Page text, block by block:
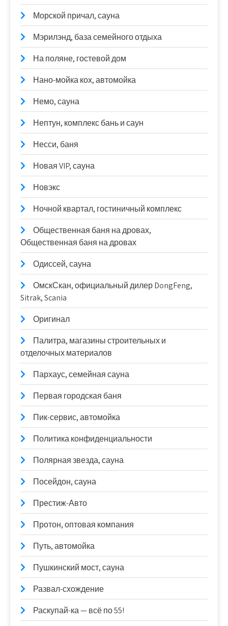
Морской причал, сауна
Мэрилэнд, база семейного отдыха
На поляне, гостевой дом
Нано-мойка кох, автомойка
Немо, сауна
Нептун, комплекс бань и саун
Несси, баня
Новая VIP, сауна
Новэкс
Ночной квартал, гостиничный комплекс
Общественная баня на дровах,
Общественная баня на дровах
Одиссей, сауна
ОмскСкан, официальный дилер DongFeng,
Sitrak, Scania
Оригинал
Палитра, магазины строительных и
отделочных материалов
Пархаус, семейная сауна
Первая городская баня
Пик-сервис, автомойка
Политика конфиденциальности
Полярная звезда, сауна
Посейдон, сауна
Престиж-Авто
Протон, оптовая компания
Путь, автомойка
Пушкинский мост, сауна
Развал-схождение
Раскупай-ка — всё по 55!